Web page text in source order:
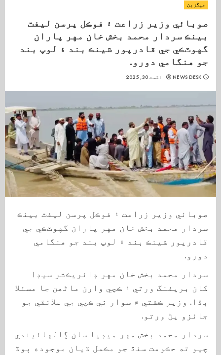
میگزین
صوبائي وزير زراعت ۽ فوڪل پرسن ليفٽ
بينڪ سردار محمد بخش خان مهر پاران
گهوٽڪي جي قادرپور شينڪ بند ۽ لوپ بند
جو هنگامي دورو.
NEWS DESK اگست 30, 2025
صوبائي وزير زراعت ۽ فوڪل پرسن ليفٽ بينڪ
سردار محمد بخش خان مهر پاران گهوٽڪي جي
قادرپور شينڪ بند ۽ لوپ بند جو هنگامي
دورو.
سردار محمد بخش خان مهر ڊائريڪٽر سيڊا
کان بريفنگ ورتي ۽ ڪچي وارن ماٹھن جا مسئلا
ٻڌا. وزير ڪشتي ۾ سوار ٿي ڪچي جي علائقي جو
جائزو پڻ ورتو.
سردار محمد بخش مهر ميڊيا سان ڳالهائيندي
چيو ته حڪومت سنڌ جو مڪمل ڌيان موجوده ٻوڏ